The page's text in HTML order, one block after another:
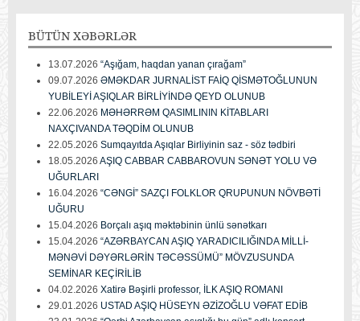
BÜTÜN XƏBƏRLƏR
13.07.2026 “Aşığam, haqdan yanan çırağam”
09.07.2026 ƏMƏKDAR JURNALİST FAİQ QİSMƏTOĞLUNUN
YUBİLEYİ AŞIQLAR BİRLİYİNDƏ QEYD OLUNUB
22.06.2026 MƏHƏRRƏM QASIMLININ KİTABLARI
NAXÇIVANDA TƏQDİM OLUNUB
22.05.2026 Sumqayıtda Aşıqlar Birliyinin saz - söz tədbiri
18.05.2026 AŞIQ CABBAR CABBAROVUN SƏNƏT YOLU VƏ
UĞURLARI
16.04.2026 “CƏNGİ” SAZÇI FOLKLOR QRUPUNUN NÖVBƏTİ
UĞURU
15.04.2026 Borçalı aşıq məktəbinin ünlü sənətkarı
15.04.2026 “AZƏRBAYCAN AŞIQ YARADICILIĞINDA MİLLİ-
MƏNƏVİ DƏYƏRLƏRİN TƏCƏSSÜMÜ” MÖVZUSUNDA
SEMİNAR KEÇİRİLİB
04.02.2026 Xatirə Bəşirli professor, İLK AŞIQ ROMANI
29.01.2026 USTAD AŞIQ HÜSEYN ƏZİZOĞLU VƏFAT EDİB